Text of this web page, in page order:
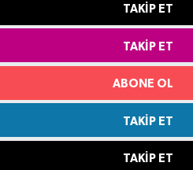
TAKIP ET
TAKIP ET
ABONE OL
TAKIP ET
TAKIP ET